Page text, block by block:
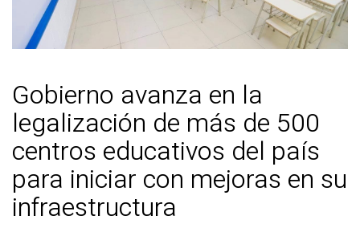
Gobierno avanza en la
legalización de más de 500
centros educativos del país
para iniciar con mejoras en su
infraestructura